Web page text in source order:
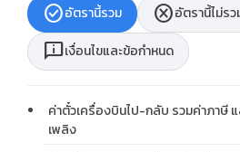
check_circleอัตรานี้รวม cancelอัตรานี้ไม่รว
chat_infoเงื่อนไขและข้อกำหนด
ค่าตั๋วเครื่องบินไป-กลับ รวมค่าภาษี
เพลิง